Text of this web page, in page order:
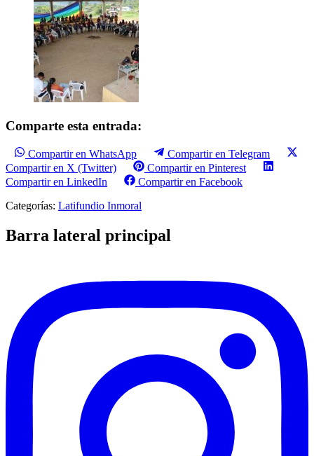
Comparte esta entrada:
Compartir en WhatsApp
Compartir en Telegram
Compartir en X (Twitter)
Compartir en Pinterest
Compartir en LinkedIn
Compartir en Facebook
Categorías: Latifundio Inmoral
Barra lateral principal